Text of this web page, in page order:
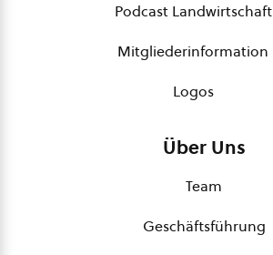
Podcast Landwirtschaft
Mitgliederinformation
Logos
Über Uns
Team
Geschäftsführung